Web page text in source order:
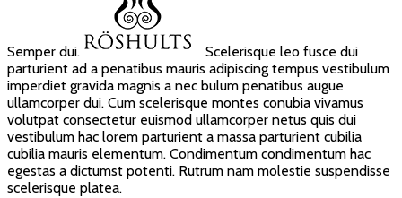
Semper dui.
Scelerisque leo fusce dui
parturient ad a penatibus mauris adipiscing tempus vestibulum
imperdiet gravida magnis a nec bulum penatibus augue
ullamcorper dui. Cum scelerisque montes conubia vivamus
volutpat consectetur euismod ullamcorper netus quis dui
vestibulum hac lorem parturient a massa parturient cubilia
cubilia mauris elementum. Condimentum condimentum hac
egestas a dictumst potenti. Rutrum nam molestie suspendisse
scelerisque platea.